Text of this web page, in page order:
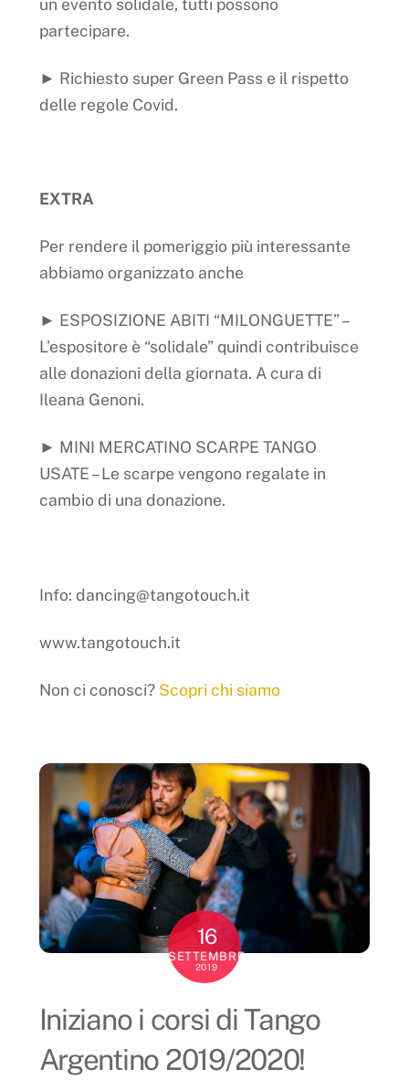
un evento solidale, tutti possono
partecipare.
► Richiesto super Green Pass e il rispetto
delle regole Covid.
EXTRA
Per rendere il pomeriggio più interessante
abbiamo organizzato anche
► ESPOSIZIONE ABITI “MILONGUETTE” –
L’espositore è “solidale” quindi contribuisce
alle donazioni della giornata. A cura di
Ileana Genoni.
► MINI MERCATINO SCARPE TANGO
USATE – Le scarpe vengono regalate in
cambio di una donazione.
Info: dancing@tangotouch.it
www.tangotouch.it
Non ci conosci? Scopri chi siamo
16
SETTEMBRE
2019
Iniziano i corsi di Tango
Argentino 2019/2020!